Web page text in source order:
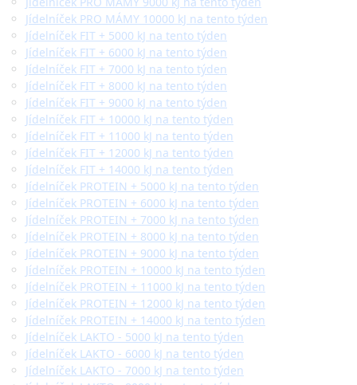
Jídelníček PRO MÁMY 10000 kJ na tento týden
Jídelníček FIT + 5000 kJ na tento týden
Jídelníček FIT + 6000 kJ na tento týden
Jídelníček FIT + 7000 kJ na tento týden
Jídelníček FIT + 8000 kJ na tento týden
Jídelníček FIT + 9000 kJ na tento týden
Jídelníček FIT + 10000 kJ na tento týden
Jídelníček FIT + 11000 kJ na tento týden
Jídelníček FIT + 12000 kJ na tento týden
Jídelníček FIT + 14000 kJ na tento týden
Jídelníček PROTEIN + 5000 kJ na tento týden
Jídelníček PROTEIN + 6000 kJ na tento týden
Jídelníček PROTEIN + 7000 kJ na tento týden
Jídelníček PROTEIN + 8000 kJ na tento týden
Jídelníček PROTEIN + 9000 kJ na tento týden
Jídelníček PROTEIN + 10000 kJ na tento týden
Jídelníček PROTEIN + 11000 kJ na tento týden
Jídelníček PROTEIN + 12000 kJ na tento týden
Jídelníček PROTEIN + 14000 kJ na tento týden
Jídelníček LAKTO - 5000 kJ na tento týden
Jídelníček LAKTO - 6000 kJ na tento týden
Jídelníček LAKTO - 7000 kJ na tento týden